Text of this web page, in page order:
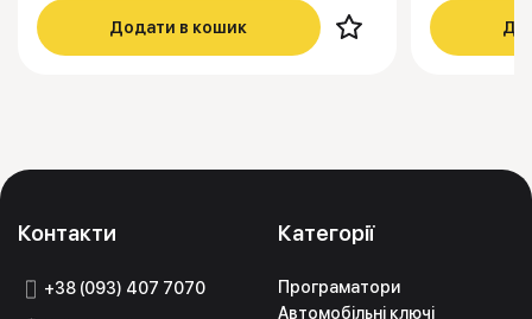
Додати в кошик
Контакти
+38 (093) 407 7070
Категорії
Програматори
Автомобільні ключі